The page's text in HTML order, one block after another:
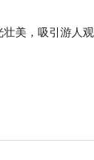
美，吸引游人观